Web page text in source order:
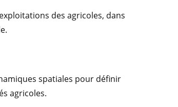
des agricoles, dans
spatiales pour définir
agricoles.